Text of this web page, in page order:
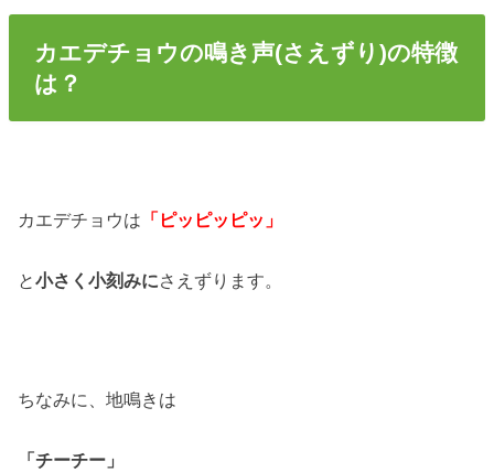
カエデチョウの鳴き声(さえずり)の特徴
は？
カエデチョウは 「ピッピッピッ」
と小さく小刻みにさえずります。
ちなみに、地鳴きは
「チーチー」